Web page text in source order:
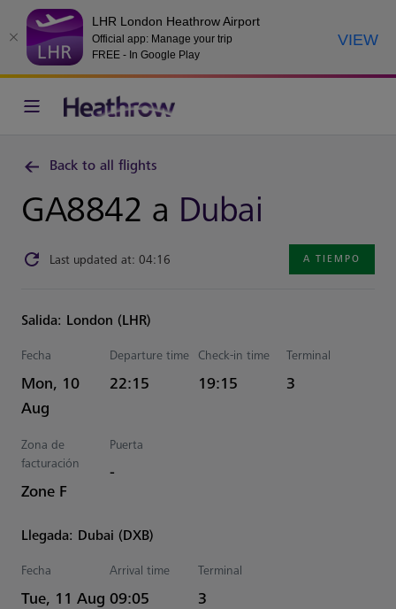
LHR London Heathrow Airport
Official app: Manage your trip
FREE - In Google Play
VIEW
Back to all flights
GA8842 a Dubai
Last updated at: 04:16 A TIEMPO
Salida: London (LHR)
Fecha
Mon, 10
Aug
Departure time
Estimated Hora
22:15
Check-in time
19:15
Terminal
3
Zona de
facturación
Zone F
Puerta
-
Llegada: Dubai (DXB)
Fecha
Tue, 11 Aug
Arrival time
Estimated Hora
09:05
Terminal
3